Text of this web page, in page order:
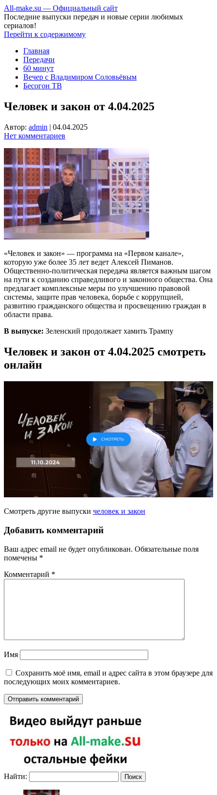
All-make.su — Официальный сайт
Последние выпуски передач и новые серии любимых
сериалов!
Перейти к содержимому
Главная
Передачи
60 минут
Вечер с Владимиром Соловьёвым
Бесогон ТВ
Человек и закон от 4.04.2025
Автор: admin | 04.04.2025
Нет комментариев
«Человек и закон» — программа на «Первом канале»,
которую уже более 35 лет ведет Алексей Пиманов.
Общественно-политическая передача является важным шагом
на пути к созданию справедливого и законного общества. Она
предлагает комплексные меры по улучшению правовой
системы, защите прав человека, борьбе с коррупцией,
развитию гражданского общества и просвещению граждан в
области права.
В выпуске: Зеленский продолжает хамить Трампу
Человек и закон от 4.04.2025 смотреть
онлайн
Смотреть другие выпуски человек и закон
Добавить комментарий
Ваш адрес email не будет опубликован. Обязательные поля
помечены *
Комментарий *
Имя
Сохранить моё имя, email и адрес сайта в этом браузере для
последующих моих комментариев.
Найти: